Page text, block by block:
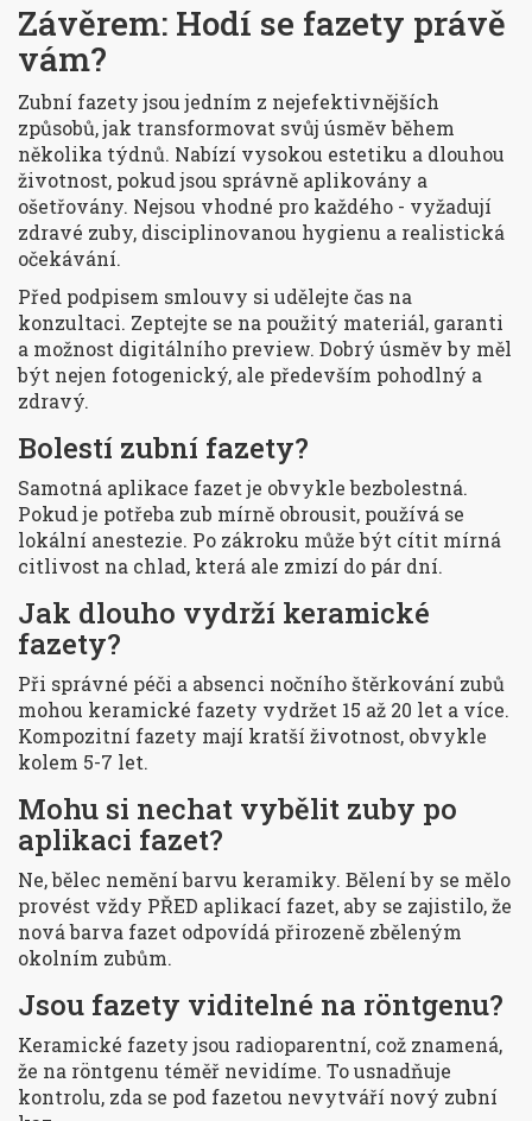
Závěrem: Hodí se fazety právě
vám?
Zubní fazety jsou jedním z nejefektivnějších
způsobů, jak transformovat svůj úsměv během
několika týdnů. Nabízí vysokou estetiku a dlouhou
životnost, pokud jsou správně aplikovány a
ošetřovány. Nejsou vhodné pro každého - vyžadují
zdravé zuby, disciplinovanou hygienu a realistická
očekávání.
Před podpisem smlouvy si udělejte čas na
konzultaci. Zeptejte se na použitý materiál, garanti
a možnost digitálního preview. Dobrý úsměv by měl
být nejen fotogenický, ale především pohodlný a
zdravý.
Bolestí zubní fazety?
Samotná aplikace fazet je obvykle bezbolestná.
Pokud je potřeba zub mírně obrousit, používá se
lokální anestezie. Po zákroku může být cítit mírná
citlivost na chlad, která ale zmizí do pár dní.
Jak dlouho vydrží keramické
fazety?
Při správné péči a absenci nočního štěrkování zubů
mohou keramické fazety vydržet 15 až 20 let a více.
Kompozitní fazety mají kratší životnost, obvykle
kolem 5-7 let.
Mohu si nechat vybělit zuby po
aplikaci fazet?
Ne, bělec nemění barvu keramiky. Bělení by se mělo
provést vždy PŘED aplikací fazet, aby se zajistilo, že
nová barva fazet odpovídá přirozeně zběleným
okolním zubům.
Jsou fazety viditelné na röntgenu?
Keramické fazety jsou radioparentní, což znamená,
že na röntgenu téměř nevidíme. To usnadňuje
kontrolu, zda se pod fazetou nevytváří nový zubní